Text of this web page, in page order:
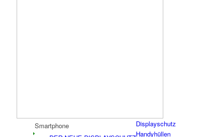
Displayschutz
Smartphone
Handyhüllen